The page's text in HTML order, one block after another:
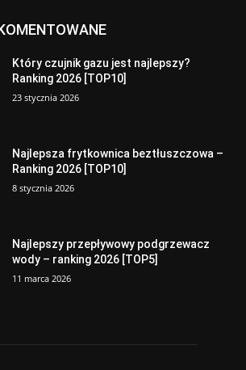
Który czujnik gazu jest najlepszy?
Ranking 2026 [TOP10]
23 stycznia 2026
Najlepsza frytkownica beztłuszczowa –
Ranking 2026 [TOP10]
8 stycznia 2026
Najlepszy przepływowy podgrzewacz
wody – ranking 2026 [TOP5]
11 marca 2026